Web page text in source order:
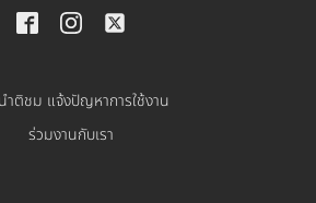
ำติชม แจ้งปัญหาการใช้งาน
ร่วมงานกับเรา